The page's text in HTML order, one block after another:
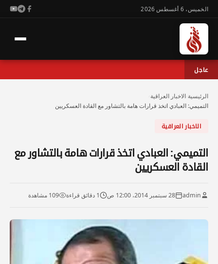
الخميس، 6 أغسطس 2026
عاجل
الرئيسية الاخبار العراقية
التميمي: العبادي اتخذ قرارات هامة بالتشاور مع القادة العسكريين
الاخبار العراقية
التميمي: العبادي اتخذ قرارات هامة بالتشاور مع
القادة العسكريين
admin 28 سبتمبر 2014، 12:00 ص 1 دقائق قراءة 109 مشاهدة